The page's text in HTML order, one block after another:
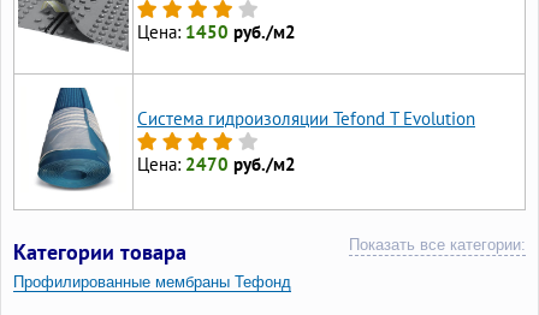
Цена: 1450 руб./м2
Система гидроизоляции Tefond T Evolution
Цена: 2470 руб./м2
Категории товара Показать все категории:
Профилированные мембраны Тефонд